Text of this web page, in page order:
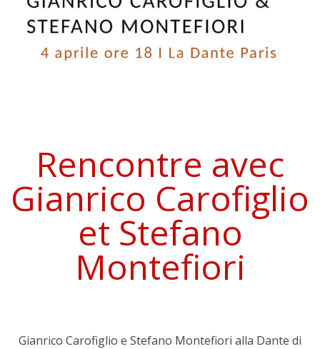
Rencontre avec
Gianrico Carofiglio
et Stefano
Montefiori
Gianrico Carofiglio e Stefano Montefiori alla Dante di